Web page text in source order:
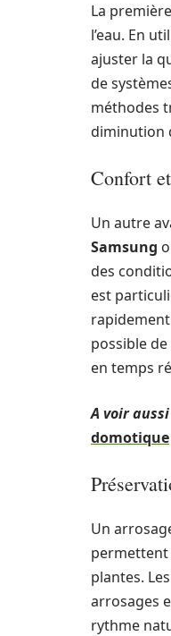
La
l’eau. En
ajuster la
de
méthodes
diminution
Confort
Un autre
Samsung
des
est
possible
en temps
A voir
domotique
Un
permettent
plantes. Les
arrosages
rythme